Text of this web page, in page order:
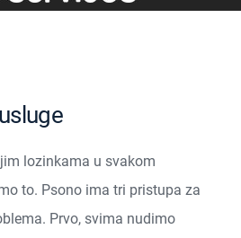
lozinkama u svakom
to. Psono ima tri pristupa za
Prvo, svima nudimo